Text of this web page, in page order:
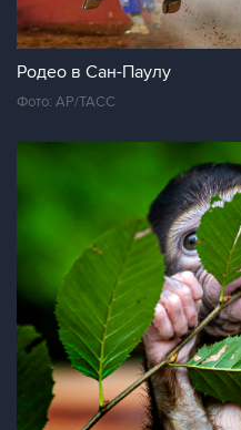
Родео в Сан-Паулу
Фото: AP/ТАСС